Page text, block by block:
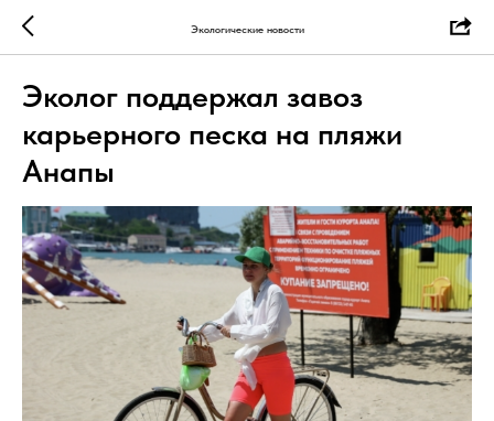
Экологические новости
Эколог поддержал завоз
карьерного песка на пляжи
Анапы